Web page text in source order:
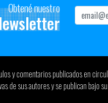
Obtené nuestro
y comentarios publicados en
de sus autores y se publican bajo